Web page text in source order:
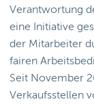
Verantwortung
eine Initiative
der Mitarbeiter
fairen
Seit November
Verkaufsstellen